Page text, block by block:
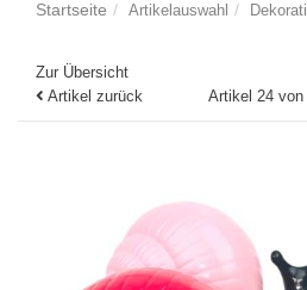
Startseite Artikelauswahl
Zur Übersicht
Artikel zurück
Artikel 24 von